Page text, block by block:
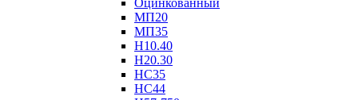
Оцинкованный
МП20
МП35
Н10.40
Н20.30
НС35
НС44